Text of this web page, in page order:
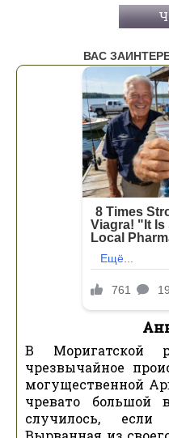
В Моригатской
чрезвычайное
могущественной
чревато
случилось,